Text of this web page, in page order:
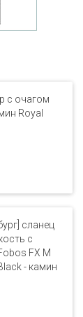
с очагом
Royal
сланец
с
FX M
- камин